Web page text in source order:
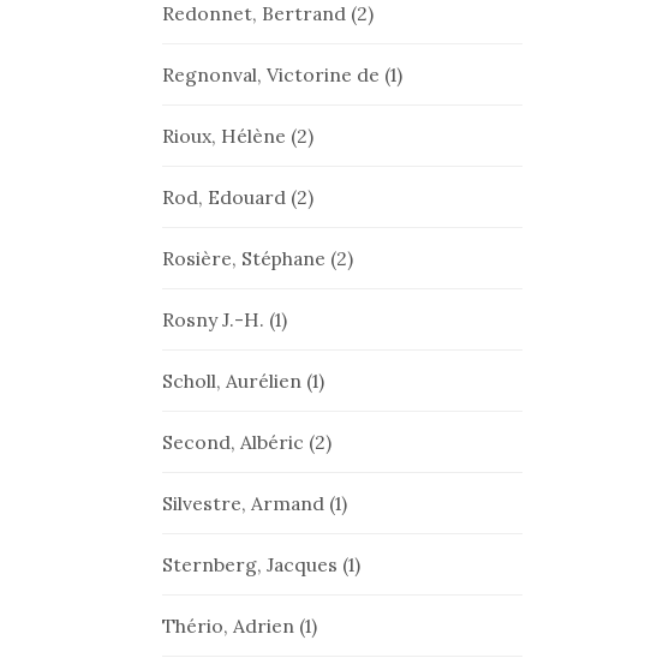
Redonnet, Bertrand (2)
Regnonval, Victorine de (1)
Rioux, Hélène (2)
Rod, Edouard (2)
Rosière, Stéphane (2)
Rosny J.-H. (1)
Scholl, Aurélien (1)
Second, Albéric (2)
Silvestre, Armand (1)
Sternberg, Jacques (1)
Thério, Adrien (1)